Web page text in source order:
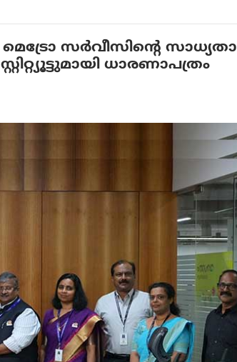
സർവീസിന്റെ സാധ്യതാ
ധാരണാപത്രം